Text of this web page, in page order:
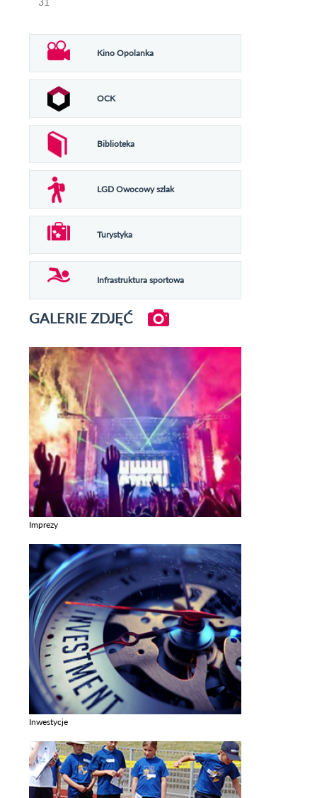
Kino Opolanka
OCK
Biblioteka
LGD Owocowy szlak
Turystyka
Infrastruktura sportowa
GALERIE ZDJĘĆ
Imprezy
Inwestycje